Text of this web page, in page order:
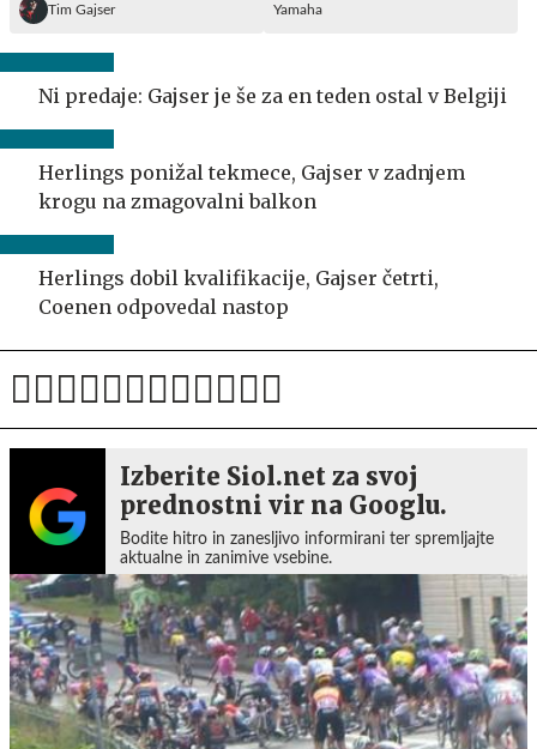
Tim Gajser Yamaha
Ni predaje: Gajser je še za en teden ostal v Belgiji
Herlings ponižal tekmece, Gajser v zadnjem
krogu na zmagovalni balkon
Herlings dobil kvalifikacije, Gajser četrti,
Coenen odpovedal nastop
Izberite Siol.net za svoj
prednostni vir na Googlu.
Bodite hitro in zanesljivo informirani ter spremljajte
aktualne in zanimive vsebine.